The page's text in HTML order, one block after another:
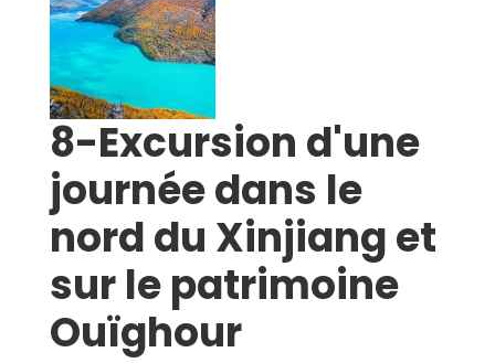
8-Excursion d'une
journée dans le
nord du Xinjiang et
sur le patrimoine
Ouïghour